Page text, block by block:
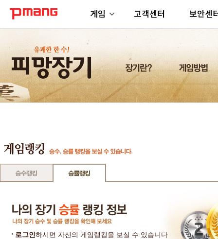
게임 고객센터 보안센
로그인하시면 자신의 게임랭킹을 보실 수 있습니다